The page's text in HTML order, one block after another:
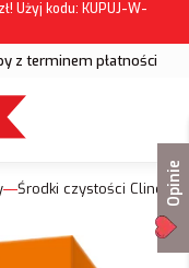
Użyj kodu: KUPUJ-W-
z terminem płatności
Środki czystości ClinexOpinie